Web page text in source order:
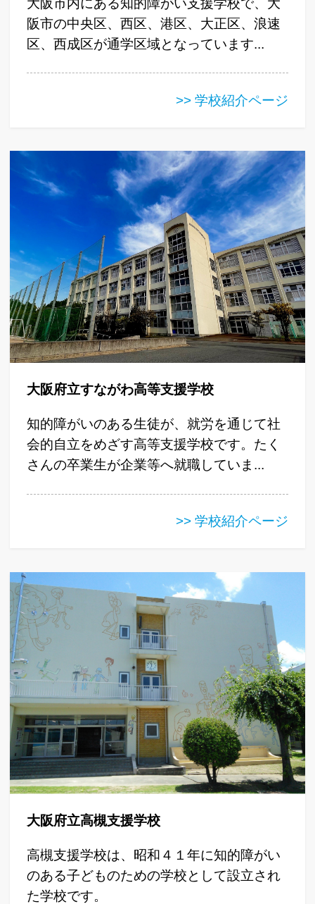
阪市の中央区、西区、港区、大正区、浪速
区、西成区が通学区域となっています...
>> 学校紹介ページ
大阪府立すながわ高等支援学校
知的障がいのある生徒が、就労を通じて社
会的自立をめざす高等支援学校です。たく
さんの卒業生が企業等へ就職していま...
>> 学校紹介ページ
大阪府立高槻支援学校
高槻支援学校は、昭和４１年に知的障がい
のある子どものための学校として設立され
た学校です。